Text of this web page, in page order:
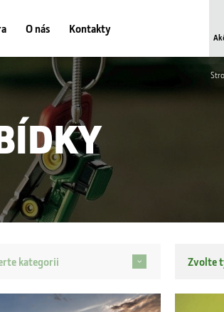
O nás Kontakty
kategorii Zvolte